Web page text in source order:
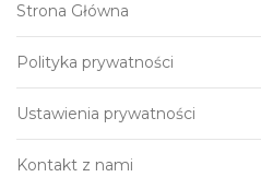
Strona Główna
Polityka prywatności
Ustawienia prywatności
Kontakt z nami